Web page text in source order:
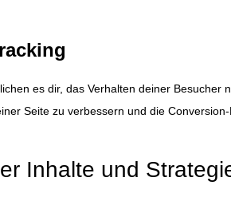
es dir, das Verhalten deiner
Seite zu verbessern und die Conversion-
Inhalte und